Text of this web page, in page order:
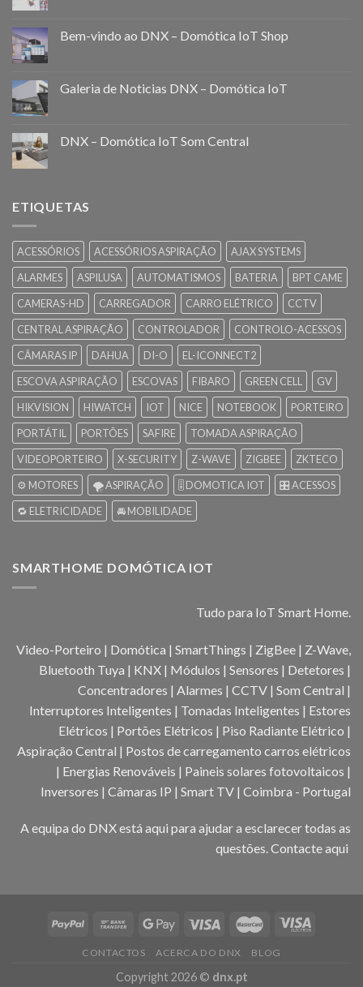
Bem-vindo ao DNX – Domótica IoT Shop
Galeria de Noticias DNX – Domótica IoT
DNX – Domótica IoT Som Central
ETIQUETAS
ACESSÓRIOS ACESSÓRIOS ASPIRAÇÃO
AJAX SYSTEMS
ALARMES
ASPILUSA AUTOMATISMOS BATERIA
BPT CAME
CAMERAS-HD
CARREGADOR CARRO ELÉTRICO
CCTV
CENTRAL ASPIRAÇÃO
CONTROLADOR
CONTROLO-ACESSOS
CÂMARAS IP
DAHUA DI-O
EL-ICONNECT2
ESCOVA ASPIRAÇÃO
ESCOVAS FIBARO GREEN CELL
GV
HIKVISION
HIWATCH IOT NICE NOTEBOOK
PORTEIRO
PORTÁTIL
PORTÕES SAFIRE
TOMADA ASPIRAÇÃO
VIDEOPORTEIRO
X-SECURITY Z-WAVE ZIGBEE
ZKTECO
⚙️ MOTORES
🌪️ ASPIRAÇÃO 🎚️ DOMOTICA IOT
🎛️ ACESSOS
🔁 ELETRICIDADE
🚘 MOBILIDADE
SMARTHOME DOMÓTICA IOT
Tudo para IoT Smart Home.
Video-Porteiro | Domótica | SmartThings | ZigBee | Z-Wave,
Bluetooth Tuya | KNX | Módulos | Sensores | Detetores |
Concentradores | Alarmes | CCTV | Som Central |
Interruptores Inteligentes | Tomadas Inteligentes | Estores
Elétricos | Portões Elétricos | Piso Radiante Elétrico |
Aspiração Central | Postos de carregamento carros elétricos
| Energias Renováveis | Paineis solares fotovoltaicos |
Inversores | Câmaras IP | Smart TV | Coimbra - Portugal
A equipa do DNX está aqui para ajudar a esclarecer todas as
questões.Contacte aqui
CONTACTOS ACERCA DO DNX BLOG
Copyright 2026 © dnx.pt